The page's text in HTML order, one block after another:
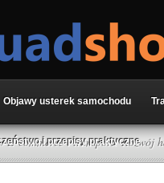
Objawy usterek samochodu
i przepisy praktyczne
E-commerce i transport: Rozwój